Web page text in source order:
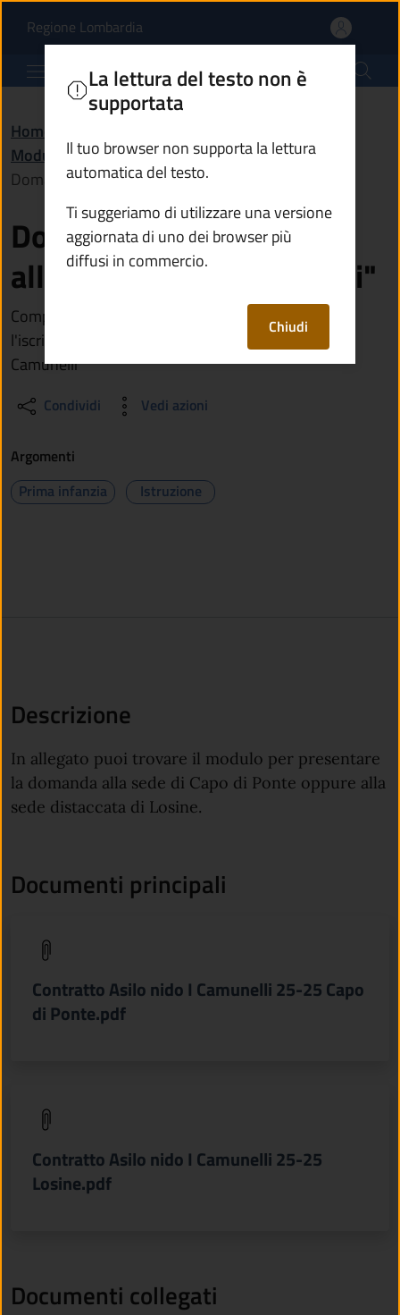
Domanda d'iscrizione
Regione Lombardia(apre in un'altra scheda).
Comune di Ono San Pietro
Home
Modulistica /
Domanda d'iscrizione all'Asilo nido "I Camunelli"
Domanda d'iscrizione
all'Asilo nido "I Camunelli"
Compila e presenta la domanda per richiedere
l'iscrizione di tuo figlio o tua figlia all'Asilo nido "I
Camunelli"
Condividi Vedi azioni
La lettura del testo non è
supportata
Il tuo browser non supporta la lettura
automatica del testo.
Ti suggeriamo di utilizzare una versione
aggiornata di uno dei browser più
diffusi in commercio.
Chiudi
Argomenti
Prima infanzia
Istruzione
Descrizione
In allegato puoi trovare il modulo per presentare
la domanda alla sede di Capo di Ponte oppure alla
sede distaccata di Losine.
Documenti principali
Contratto Asilo nido I Camunelli 25-25 Capo
di Ponte.pdf
(apre in un'altra scheda).
Contratto Asilo nido I Camunelli 25-25
Losine.pdf
(apre in un'altra scheda).
Documenti collegati